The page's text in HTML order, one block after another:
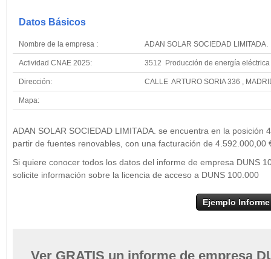
Datos Básicos
Nombre de la empresa : ADAN SOLAR SOCIEDAD LIMITADA.
Actividad CNAE 2025: 3512 Producción de energía
Dirección: CALLE ARTURO SORIA 336 ,
Mapa:
−
ADAN SOLAR SOCIEDAD LIMITADA. se encuentra en la
partir de fuentes renovables, con una facturación de 4.592.000,00
Si quiere conocer todos los datos del informe de empresa DUNS
solicite información sobre la licencia de acceso a DUNS 100.000
Ejemplo Informe
Ver GRATIS un informe de empresa